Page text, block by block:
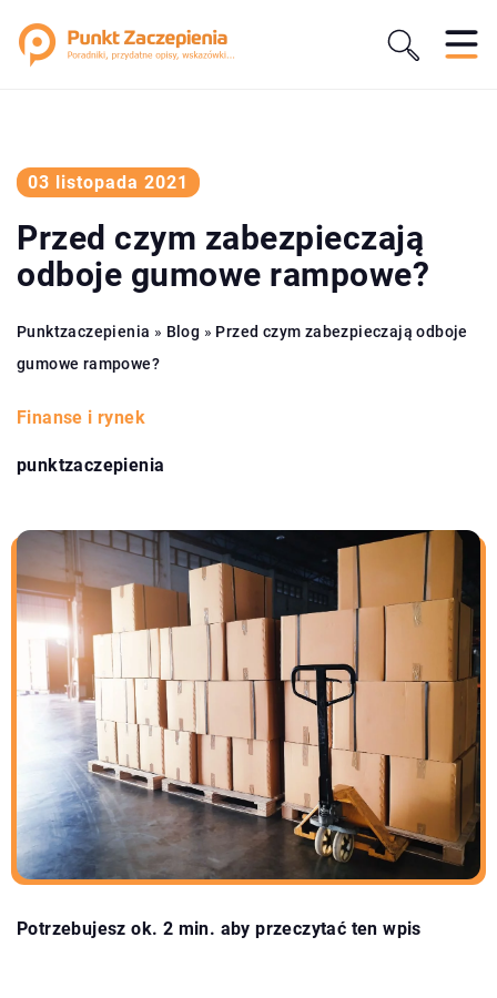
03 listopada 2021
Przed czym zabezpieczają
odboje gumowe rampowe?
Punktzaczepienia » Blog » Przed czym zabezpieczają odboje
gumowe rampowe?
Finanse i rynek
punktzaczepienia
Potrzebujesz ok. 2 min. aby przeczytać ten wpis